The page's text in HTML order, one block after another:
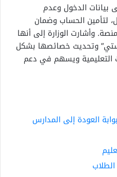
بيانات الدخول وعدم
لتأمين الحساب وضمان
وأشارت الوزارة إلى أنها
وتحديث خصائصها بشكل
التعليمية ويسهم في دعم
العودة إلى المدارس